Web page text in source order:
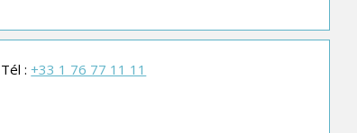
Tél :+33 1 76 77 11 11